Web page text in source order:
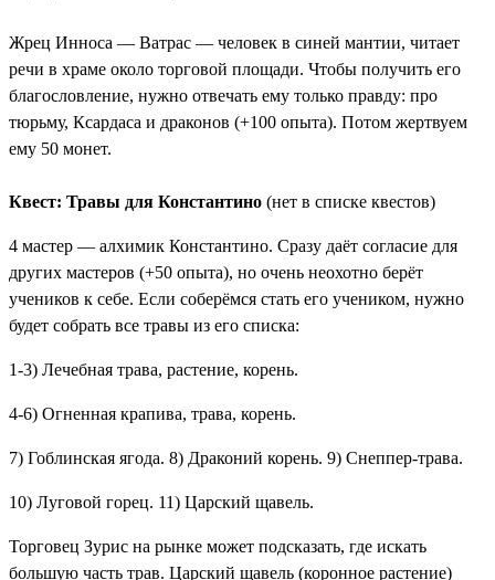
Жрец Инноса — Ватрас — человек в синей мантии, читает
речи в храме около торговой площади. Чтобы получить его
благословление, нужно отвечать ему только правду: про
тюрьму, Ксардаса и драконов (+100 опыта). Потом жертвуем
ему 50 монет.
Квест: Травы для Константино (нет в списке квестов)
4 мастер — алхимик Константино. Сразу даёт согласие для
других мастеров (+50 опыта), но очень неохотно берёт
учеников к себе. Если соберёмся стать его учеником, нужно
будет собрать все травы из его списка:
1-3) Лечебная трава, растение, корень.
4-6) Огненная крапива, трава, корень.
7) Гоблинская ягода. 8) Драконий корень. 9) Снеппер-трава.
10) Луговой горец. 11) Царский щавель.
Торговец Зурис на рынке может подсказать, где искать
большую часть трав. Царский щавель (коронное растение)